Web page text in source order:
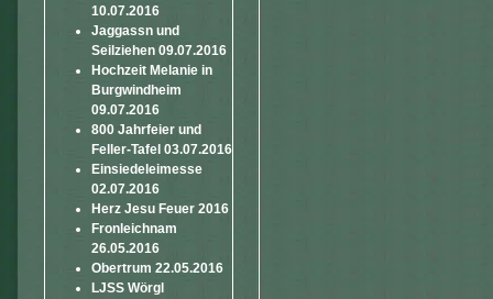
10.07.2016
Jaggassn und
Seilziehen 09.07.2016
Hochzeit Melanie in
Burgwindheim
09.07.2016
800 Jahrfeier und
Feller-Tafel 03.07.2016
Einsiedeleimesse
02.07.2016
Herz Jesu Feuer 2016
Fronleichnam
26.05.2016
Obertrum 22.05.2016
LJSS Wörgl